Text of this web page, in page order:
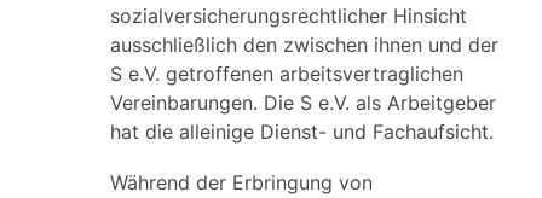
sozialversicherungsrechtlicher Hinsicht
ausschließlich den zwischen ihnen und der
S e.V. getroffenen arbeitsvertraglichen
Vereinbarungen. Die S e.V. als Arbeitgeber
hat die alleinige Dienst- und Fachaufsicht.
Während der Erbringung von